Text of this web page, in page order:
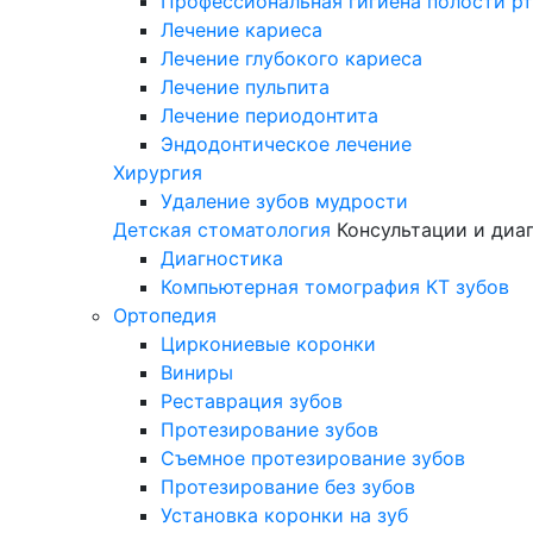
Лечение кариеса
Лечение глубокого кариеса
Лечение пульпита
Лечение периодонтита
Эндодонтическое лечение
Хирургия
Удаление зубов мудрости
Детская стоматология Консультации и
Диагностика
Компьютерная томография КТ зубов
Ортопедия
Циркониевые коронки
Виниры
Реставрация зубов
Протезирование зубов
Съемное протезирование зубов
Протезирование без зубов
Установка коронки на зуб